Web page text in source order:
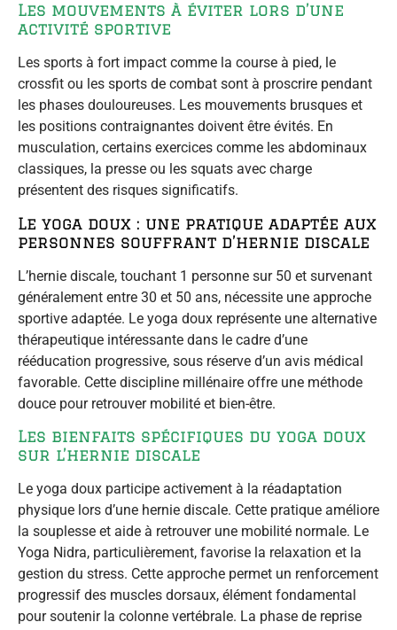
Les mouvements à éviter lors d’une
activité sportive
Les sports à fort impact comme la course à pied, le
crossfit ou les sports de combat sont à proscrire pendant
les phases douloureuses. Les mouvements brusques et
les positions contraignantes doivent être évités. En
musculation, certains exercices comme les abdominaux
classiques, la presse ou les squats avec charge
présentent des risques significatifs.
Le yoga doux : une pratique adaptée aux
personnes souffrant d’hernie discale
L’hernie discale, touchant 1 personne sur 50 et survenant
généralement entre 30 et 50 ans, nécessite une approche
sportive adaptée. Le yoga doux représente une alternative
thérapeutique intéressante dans le cadre d’une
rééducation progressive, sous réserve d’un avis médical
favorable. Cette discipline millénaire offre une méthode
douce pour retrouver mobilité et bien-être.
Les bienfaits spécifiques du yoga doux
sur l’hernie discale
Le yoga doux participe activement à la réadaptation
physique lors d’une hernie discale. Cette pratique améliore
la souplesse et aide à retrouver une mobilité normale. Le
Yoga Nidra, particulièrement, favorise la relaxation et la
gestion du stress. Cette approche permet un renforcement
progressif des muscles dorsaux, élément fondamental
pour soutenir la colonne vertébrale. La phase de reprise